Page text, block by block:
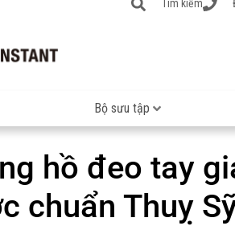
Tìm kiếm
Bộ sưu tập
hồ đeo tay
chuẩn Thuỵ